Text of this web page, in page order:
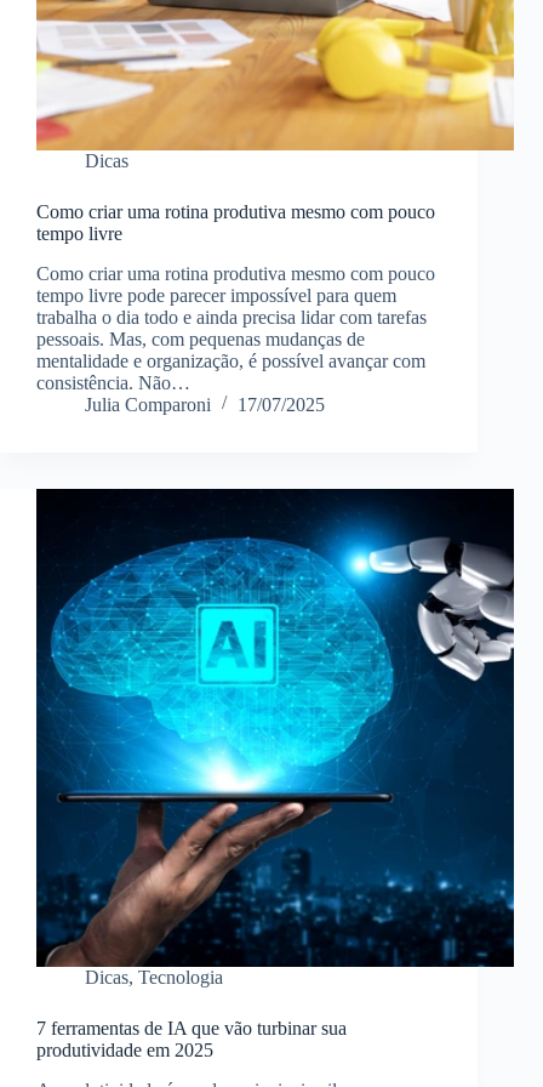
Dicas
Como criar uma rotina produtiva mesmo com pouco
tempo livre
Como criar uma rotina produtiva mesmo com pouco
tempo livre pode parecer impossível para quem
trabalha o dia todo e ainda precisa lidar com tarefas
pessoais. Mas, com pequenas mudanças de
mentalidade e organização, é possível avançar com
consistência. Não…
Julia Comparoni
17/07/2025
Dicas, Tecnologia
7 ferramentas de IA que vão turbinar sua
produtividade em 2025